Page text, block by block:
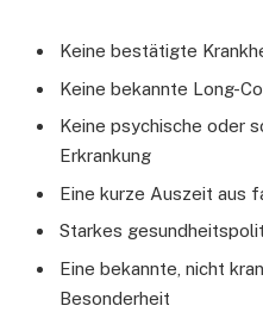
Keine bestätigte
Keine bekannte Long-
Keine psychische oder
Erkrankung
Eine kurze Auszeit aus
Starkes
Eine bekannte, nicht
Besonderheit